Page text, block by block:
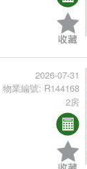
2026-07-31
物業編號: R144168
2房